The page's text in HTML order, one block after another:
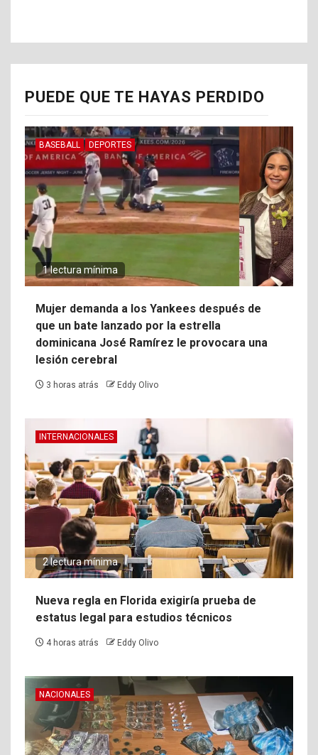
PUEDE QUE TE HAYAS PERDIDO
BASEBALL DEPORTES
1 lectura mínima
Mujer demanda a los Yankees después de
que un bate lanzado por la estrella
dominicana José Ramírez le provocara una
lesión cerebral
3 horas atrás Eddy Olivo
INTERNACIONALES
2 lectura mínima
Nueva regla en Florida exigiría prueba de
estatus legal para estudios técnicos
4 horas atrás Eddy Olivo
NACIONALES